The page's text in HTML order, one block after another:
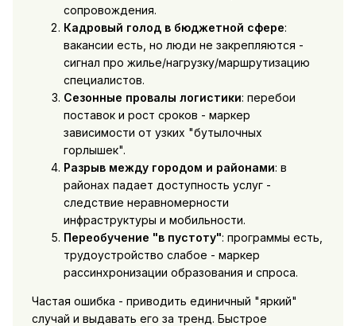
сопровождения.
Кадровый голод в бюджетной сфере:
вакансии есть, но люди не закрепляются -
сигнал про жилье/нагрузку/маршрутизацию
специалистов.
Сезонные провалы логистики: перебои
поставок и рост сроков - маркер
зависимости от узких "бутылочных
горлышек".
Разрыв между городом и районами: в
районах падает доступность услуг -
следствие неравномерности
инфраструктуры и мобильности.
Переобучение "в пустоту": программы есть,
трудоустройство слабое - маркер
рассинхронизации образования и спроса.
Частая ошибка - приводить единичный "яркий"
случай и выдавать его за тренд. Быстрое